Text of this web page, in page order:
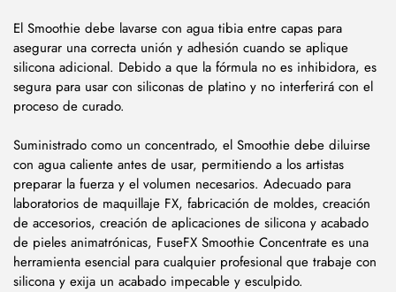
El Smoothie debe lavarse con agua tibia entre capas para
asegurar una correcta unión y adhesión cuando se aplique
silicona adicional. Debido a que la fórmula no es inhibidora, es
segura para usar con siliconas de platino y no interferirá con el
proceso de curado.
Suministrado como un concentrado, el Smoothie debe diluirse
con agua caliente antes de usar, permitiendo a los artistas
preparar la fuerza y el volumen necesarios. Adecuado para
laboratorios de maquillaje FX, fabricación de moldes, creación
de accesorios, creación de aplicaciones de silicona y acabado
de pieles animatrónicas, FuseFX Smoothie Concentrate es una
herramienta esencial para cualquier profesional que trabaje con
silicona y exija un acabado impecable y esculpido.